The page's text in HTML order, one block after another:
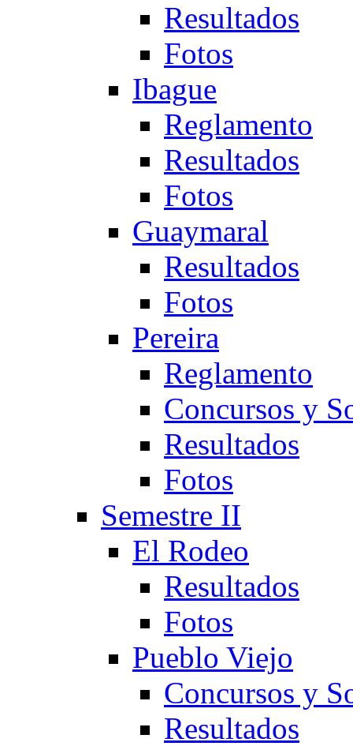
Resultados
Fotos
Ibague
Reglamento
Resultados
Fotos
Guaymaral
Resultados
Fotos
Pereira
Reglamento
Concursos y
Resultados
Fotos
Semestre II
El Rodeo
Resultados
Fotos
Pueblo Viejo
Concursos y
Resultados